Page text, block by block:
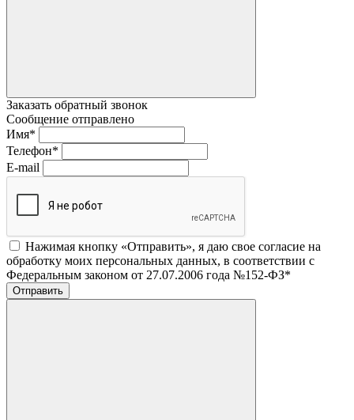
Заказать обратный звонок
Сообщение отправлено
Имя*
Телефон*
E-mail
Нажимая кнопку «Отправить», я даю свое согласие на
обработку моих персональных данных, в соответствии с
Федеральным законом от 27.07.2006 года №152-ФЗ*
Отправить